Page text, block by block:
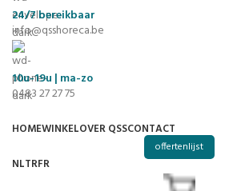
24/7bereikbaar
info@qsshoreca.be
10u-19u | ma-zo
0483 27 27 75
HOMEWINKELOVER QSSCONTACT
offertenlijst
NLTRFR